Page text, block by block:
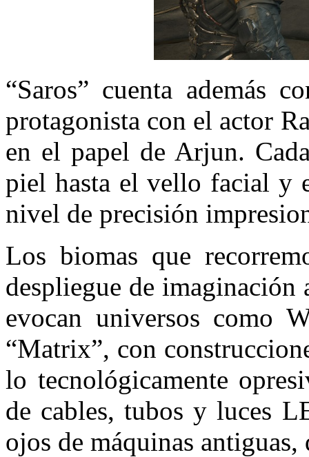
“Saros” cuenta además
protagonista con el actor
en el papel de Arjun.
piel hasta el vello facial y
nivel de precisión
Los biomas que
despliegue de imaginación
evocan universos como
“Matrix”, con
lo tecnológicamente
de cables, tubos y luces
ojos de máquinas